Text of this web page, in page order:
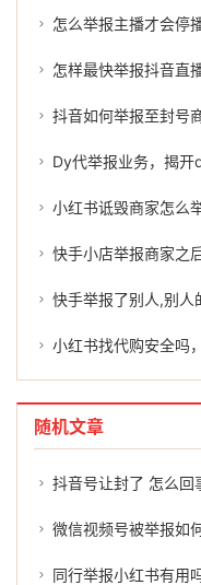
怎么举报主播才会停播，
怎样最快举报抖音直播间主
抖音如何举报至封号商家，
Dy代举报业务，揭开dy
小红书诋毁商家怎么举报，小
快手小店举报商家之后怎么处理，直
快手举报了别人,别人的快手号
小红书找代购安全吗，揭秘小
随机文章
抖音号让封了 怎么回事，
微信视频号被举报如
同行举报小红书有用